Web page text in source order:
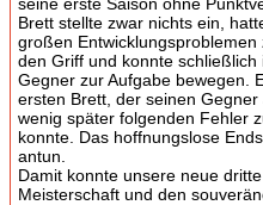
Brett stellte zwar nichts ein,
großen
den Griff und konnte
Gegner zur Aufgabe bewegen.
ersten Brett, der seinen
wenig später folgenden Fehler
konnte. Das hoffnungslose
antun.
Damit konnte unsere neue
Meisterschaft und den